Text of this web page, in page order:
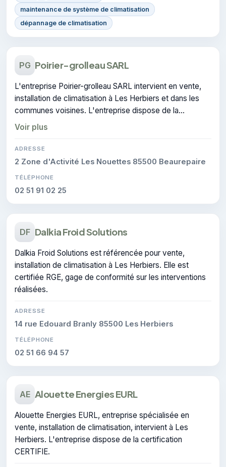
maintenance de système de climatisation
dépannage de climatisation
PG Poirier-grolleau SARL
L'entreprise Poirier-grolleau SARL intervient en vente,
installation de climatisation à Les Herbiers et dans les
communes voisines. L'entreprise dispose de la
certification CERTIFIE.
Voir plus
ADRESSE
2 Zone d'Activité Les Nouettes 85500 Beaurepaire
TÉLÉPHONE
02 51 91 02 25
DF Dalkia Froid Solutions
Dalkia Froid Solutions est référencée pour vente,
installation de climatisation à Les Herbiers. Elle est
certifiée RGE, gage de conformité sur les interventions
réalisées.
ADRESSE
14 rue Edouard Branly 85500 Les Herbiers
TÉLÉPHONE
02 51 66 94 57
AE Alouette Energies EURL
Alouette Energies EURL, entreprise spécialisée en
vente, installation de climatisation, intervient à Les
Herbiers. L'entreprise dispose de la certification
CERTIFIE.